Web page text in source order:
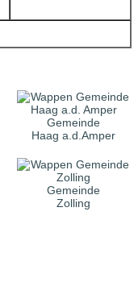
Gemeinde
Haag a.d.Amper
Gemeinde
Zolling